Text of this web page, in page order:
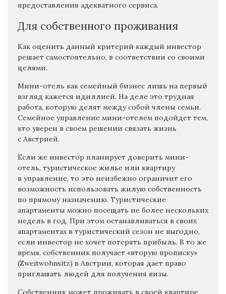
предоставления адекватного сервиса.
Для собственного проживания
Как оценить данный критерий каждый инвестор
решает самостоятельно, в соответствии со своими
целями.
Мини-отель как семейный бизнес лишь на первый
взгляд кажется идиллией. На деле это трудная
работа, которую делят между собой члены семьи.
Семейное управление мини-отелем подойдет тем,
кто уверен в своем решении связать жизнь
с Австрией.
Если же инвестор планирует доверить мини-
отель, туристическое жилье или квартиру
в управление, то это неизбежно ограничит его
возможность использовать жилую собственность
по прямому назначению. Туристические
апартаменты можно посещать не более нескольких
недель в год. При этом останавливаться в своих
апартаментах в туристический сезон не выгодно,
если инвестор не хочет потерять прибыль. В то же
время, собственник получает «вторую прописку»
(Zweitwohnsitz) в Австрии, которая дает право
приглашать людей для получения визы.
Собственник может проживать в своей квартире